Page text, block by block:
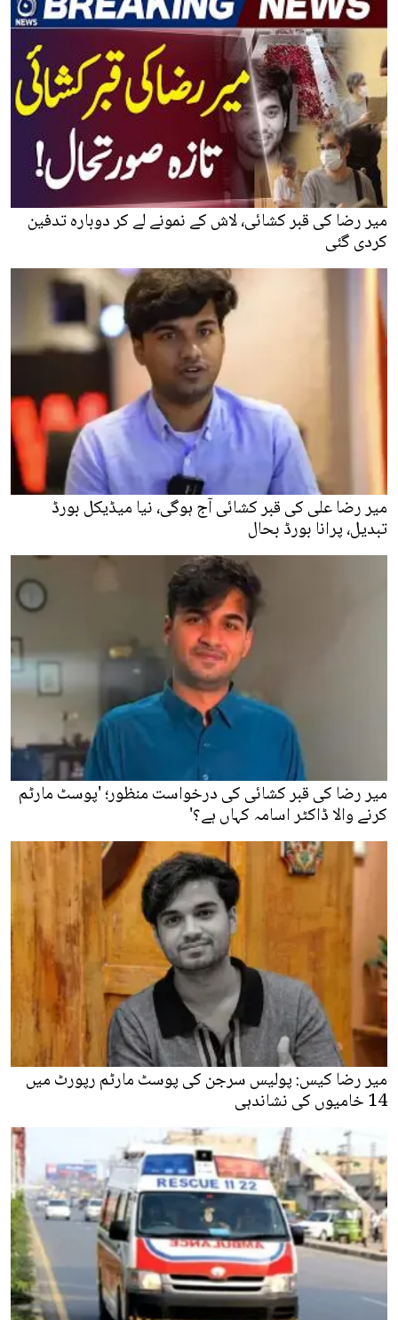
میر رضا کی قبر کشائی، لاش کے نمونے لے کر دوبارہ تدفین
کردی گئی
میر رضا علی کی قبر کشائی آج ہوگی، نیا میڈیکل بورڈ
تبدیل، پرانا بورڈ بحال
میر رضا کی قبر کشائی کی درخواست منظور؛ 'پوسٹ مارٹم
کرنے والا ڈاکٹر اسامہ کہاں ہے؟'
میر رضا کیس: پولیس سرجن کی پوسٹ مارٹم رپورٹ میں
14 خامیوں کی نشاندہی